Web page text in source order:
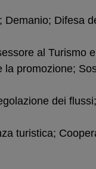
Difesa
al Turismo
promozione;
dei
turistica;